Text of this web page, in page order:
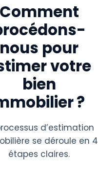
Comment
nous pour
votre
bien
?
d’estimation
se déroule en 4
étapes claires.